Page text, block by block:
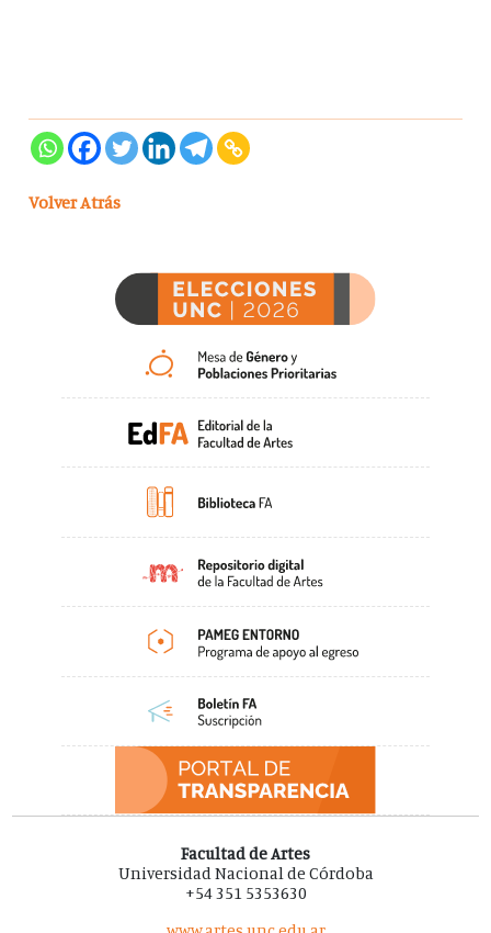
Volver Atrás
Facultad de Artes
Universidad Nacional de Córdoba
+54 351 5353630